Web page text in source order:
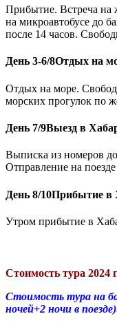
Прибытие. Встреча на
на микроавтобусе до
после 14 часов.
День 3-6/8Отдых на
Отдых на море.
морских прогулок по
День 7/9Выезд в
Выписка из номеров
Отправление на
День 8/10Прибытие в
Утром прибытие в
Стоимость тура 2024
Стоимость тура на
ночей+2 ночи в